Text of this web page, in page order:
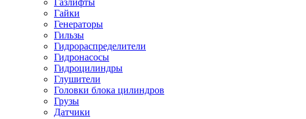
Газлифты
Гайки
Генераторы
Гильзы
Гидрораспределители
Гидронасосы
Гидроцилиндры
Глушители
Головки блока цилиндров
Грузы
Датчики